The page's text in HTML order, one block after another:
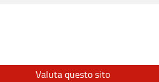
Valuta questo sito